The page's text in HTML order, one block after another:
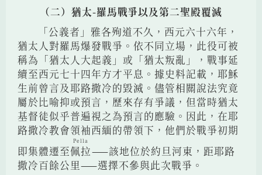
（二）猶太-羅馬戰爭以及第二聖殿覆滅
「公義者」雅各殉道不久，西元六十六年，
猶太人對羅馬爆發戰爭。依不同立場，此役可被
稱為「猶太人大起義」或「猶太叛亂」，戰事延
續至西元七十四年方才平息。據史料記載，耶穌
生前曾言及耶路撒冷的毀滅。儘管相關說法究竟
屬於比喻抑或預言，歷來存有爭議，但當時猶太
基督徒似乎普遍視之為預言的應驗。因此，在耶
路撒冷教會領袖西緬的帶領下，他們於戰爭初期
即集體遷至佩拉
Pella
——該地位於約旦河東，距耶路
撒冷百餘公里——選擇不參與此次戰爭。